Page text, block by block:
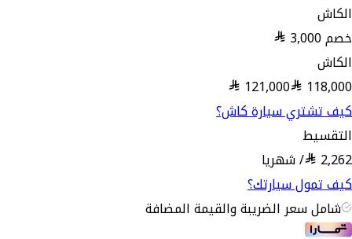
الكاش
خصم3,000
الكاش
118,000
121,000
كيف تشتري سيارة كاش؟
التقسيط
2,262
/شهريا
كيف تمول سيارتك؟
شامل سعر الضريبة والقيمة المضافة